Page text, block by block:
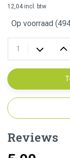
12,04 incl. btw
Op voorraad
Reviews